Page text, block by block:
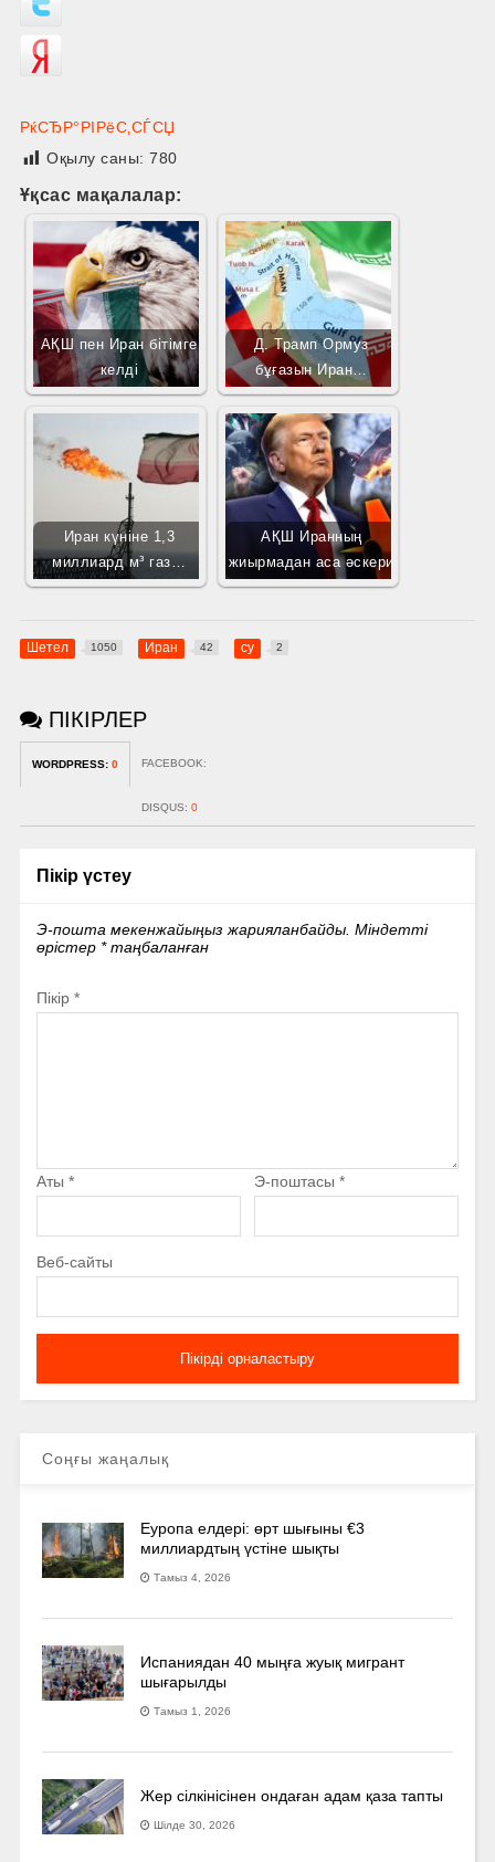
РќСЂР°РІРёС‚СЃСЏ
Оқылу саны:780
Ұқсас мақалалар:
АҚШ пен Иран бітімге
келді
Д. Трамп Ормуз
бұғазын Иран…
Иран күніне 1,3
миллиард м³ газ…
АҚШ Иранның
жиырмадан аса әскери
Шетел 1050 Иран 42 су 2
ПІКІРЛЕР
WORDPRESS: 0 FACEBOOK:
DISQUS: 0
Пікір үстеу
Э-пошта мекенжайыңыз жарияланбайды. Міндетті
өрістер *таңбаланған
Пікір *
Аты * Э-поштасы *
Веб-сайты
Соңғы жаңалық
Еуропа елдері: өрт шығыны €3
миллиардтың үстіне шықты
Тамыз 4, 2026
Испаниядан 40 мыңға жуық мигрант
шығарылды
Тамыз 1, 2026
Жер сілкінісінен ондаған адам қаза тапты
Шілде 30, 2026